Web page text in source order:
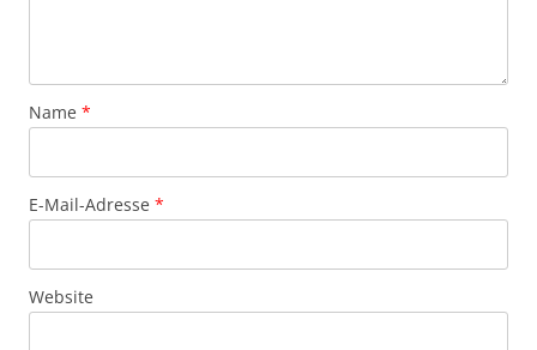
Name *
E-Mail-Adresse *
Website